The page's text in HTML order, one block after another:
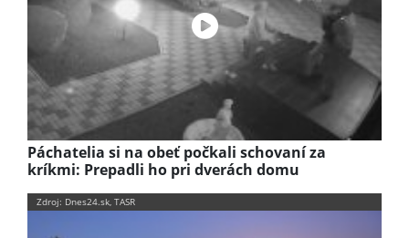
Páchatelia si na obeť počkali schovaní za
kríkmi: Prepadli ho pri dverách domu
Zdroj: Dnes24.sk, TASR